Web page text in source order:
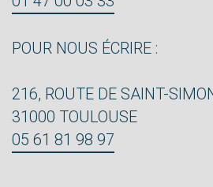
POUR NOUS ÉCRIRE :
216, ROUTE DE SAINT-
31000 TOULOUSE
05 61 81 98 97